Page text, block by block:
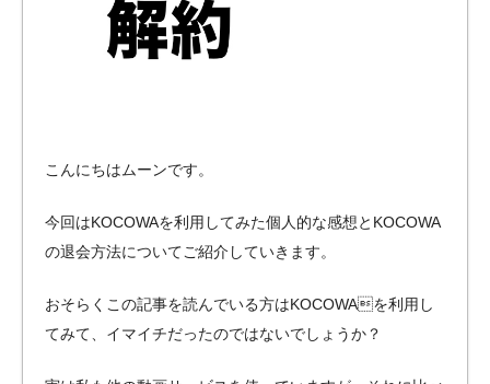
こんにちはムーンです。
今回はKOCOWAを利用してみた個人的な感想とKOCOWA
の退会方法についてご紹介していきます。
おそらくこの記事を読んでいる方はKOCOWAを利用し
てみて、イマイチだったのではないでしょうか？